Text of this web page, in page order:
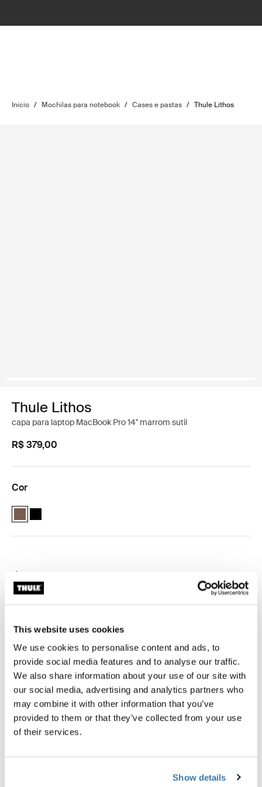
This website uses cookies
We use cookies to personalise content and ads, to
provide social media features and to analyse our traffic.
We also share information about your use of our site with
our social media, advertising and analytics partners who
may combine it with other information that you’ve
provided to them or that they’ve collected from your use
of their services.
Show details
Início / Mochilas para notebook / Cases e pastas / Thule Lithos
Thule Lithos
capa para laptop MacBook Pro 14'' marrom sutil
R$ 379,00
Cor
Thule Lithos sleeve MacBook Pro 14'' Marrón tenue (selected)
Thule Lithos sleeve MacBook Pro 14'' Preto
Garantia Thule
Calcular frete e prazo
Calcular
Uma capa elegante e protetora para estudantes e